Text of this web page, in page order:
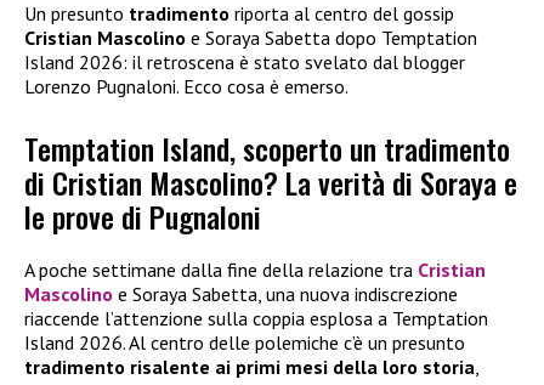
Un presunto tradimento riporta al centro del gossip
Cristian Mascolino e Soraya Sabetta dopo Temptation
Island 2026: il retroscena è stato svelato dal blogger
Lorenzo Pugnaloni. Ecco cosa è emerso.
Temptation Island, scoperto un tradimento
di Cristian Mascolino? La verità di Soraya e
le prove di Pugnaloni
A poche settimane dalla fine della relazione tra Cristian
Mascolino e Soraya Sabetta, una nuova indiscrezione
riaccende l’attenzione sulla coppia esplosa a Temptation
Island 2026. Al centro delle polemiche c’è un presunto
tradimento risalente ai primi mesi della loro storia